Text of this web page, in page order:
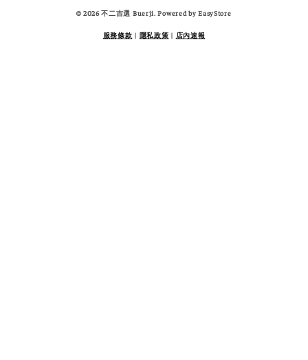
© 2026 不二吉選 Buerji. Powered byEasyStore
服務條款 | 隱私政策 | 店內速報